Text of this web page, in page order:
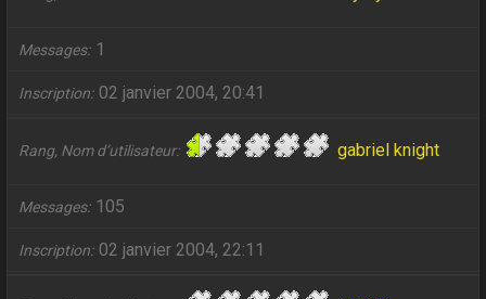
Messages 1
Inscription 02 janvier 2004, 20:41
Rang, Nom d’utilisateur gabriel knight
Messages 105
Inscription 02 janvier 2004, 22:11